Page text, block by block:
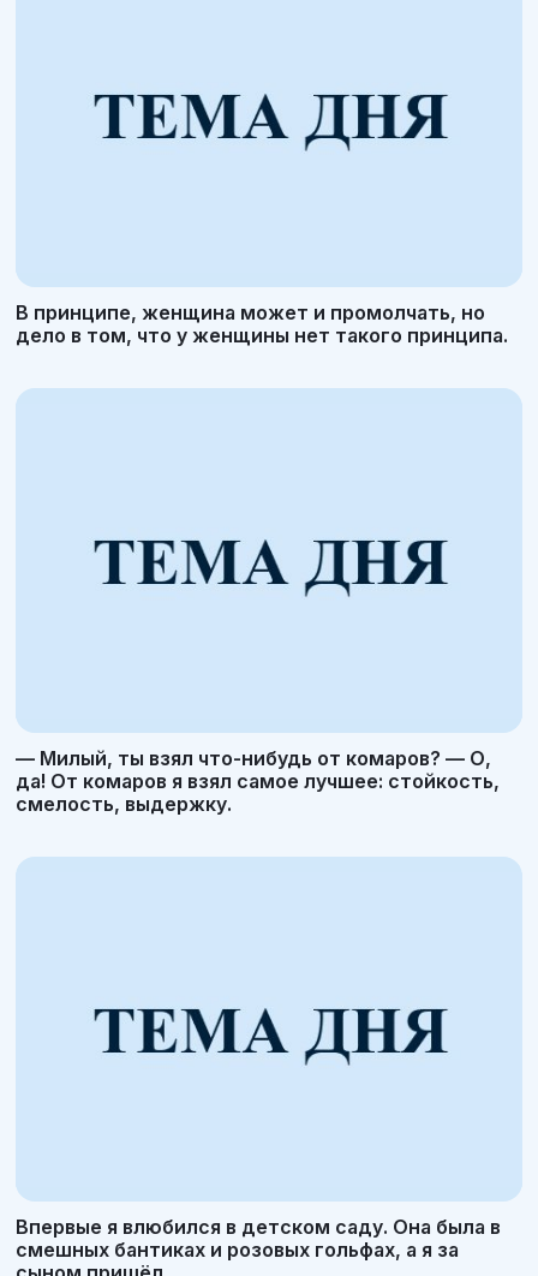
В принципе, женщина может и промолчать, но
дело в том, что у женщины нет такого принципа.
— Милый, ты взял что-нибудь от комаров? — О,
да! От комаров я взял самое лучшее: стойкость,
смелость, выдержку.
Впервые я влюбился в детском саду. Она была в
смешных бантиках и розовых гольфах, а я за